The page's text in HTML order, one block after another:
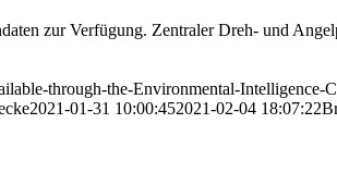
zur Verfügung. Zentraler Dreh- und
through-the-Environmental-Intelligence-
2021-01-31 10:00:452021-02-04 18:07:22